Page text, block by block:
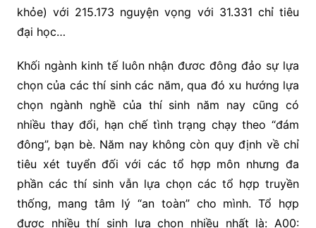
khỏe) với 215.173 nguyện vọng với 31.331 chỉ tiêu
đại học…
Khối ngành kinh tế luôn nhận đươc đông đảo sự lựa
chọn của các thí sinh các năm, qua đó xu hướng lựa
chọn ngành nghề của thí sinh năm nay cũng có
nhiều thay đổi, hạn chế tình trạng chạy theo “đám
đông”, bạn bè. Năm nay không còn quy định về chỉ
tiêu xét tuyển đối với các tổ hợp môn nhưng đa
phần các thí sinh vẫn lựa chọn các tổ hợp truyền
thống, mang tâm lý “an toàn” cho mình. Tổ hợp
được nhiều thí sinh lựa chọn nhiều nhất là: A00: